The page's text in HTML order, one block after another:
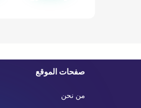
صفحات الموقع
من نحن